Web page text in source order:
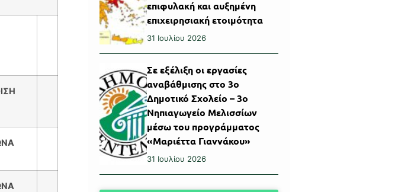
επιφυλακή και αυξημένη
επιχειρησιακή ετοιμότητα
31 Ιουλίου 2026
Σε εξέλιξη οι εργασίες
αναβάθμισης στο 3ο
Δημοτικό Σχολείο – 3ο
Νηπιαγωγείο Μελισσίων
μέσω του προγράμματος
«Μαριέττα Γιαννάκου»
31 Ιουλίου 2026